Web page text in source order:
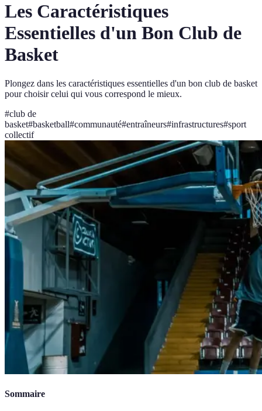
Les Caractéristiques
Essentielles d'un Bon Club de
Basket
Plongez dans les caractéristiques essentielles d'un bon club de basket
pour choisir celui qui vous correspond le mieux.
#club de
basket#basketball#communauté#entraîneurs#infrastructures#sport
collectif
Sommaire